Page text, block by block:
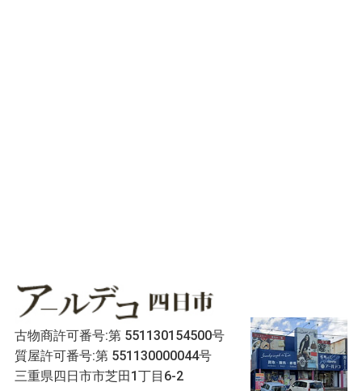
古物商許可番号:第 551130154500号
質屋許可番号:第 551130000044号
三重県四日市市芝田1丁目6-2